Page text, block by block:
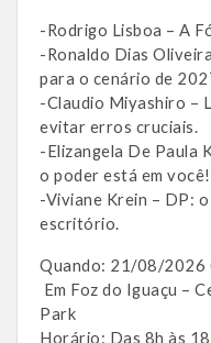
-Rodrigo Lisboa – A
-Ronaldo Dias
para o cenário de
-Claudio Miyashiro –
evitar erros cruciais.
-Elizangela De Paula
o poder está em você!
-Viviane Krein – DP:
escritório.
Quando: 21/08/2026
Em Foz do Iguaçu –
Park
Horário: Das 8h às